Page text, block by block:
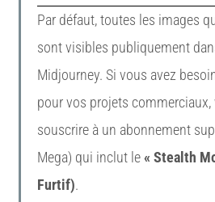
Par défaut, toutes les images
sont visibles publiquement
Midjourney. Si vous avez
pour vos projets commerciaux,
souscrire à un abonnement
Mega) qui inclut le« Stealth
Furtif).